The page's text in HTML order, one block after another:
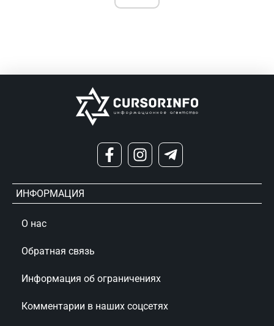
ИНФОРМАЦИЯ
О нас
Обратная связь
Информация об ограничениях
Комментарии в наших соцсетях